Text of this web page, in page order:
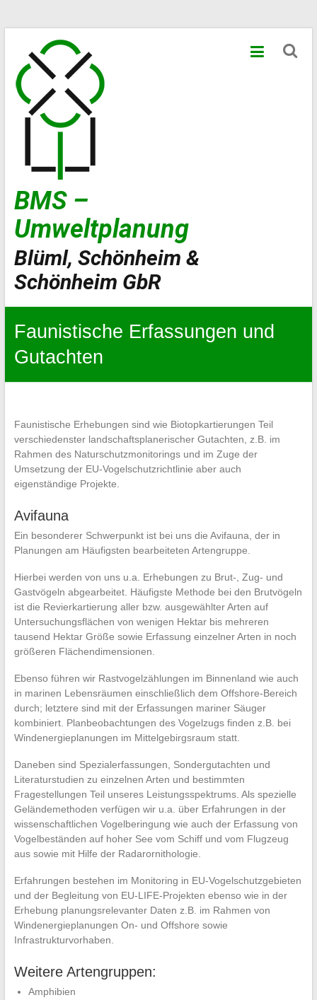
springen
BMS –
Umweltplanung
Blüml, Schönheim &
Schönheim GbR
Faunistische Erfassungen und
Gutachten
Faunistische Erhebungen sind wie Biotopkartierungen Teil
verschiedenster landschaftsplanerischer Gutachten, z.B. im
Rahmen des Naturschutzmonitorings und im Zuge der
Umsetzung der EU-Vogelschutzrichtlinie aber auch
eigenständige Projekte.
Avifauna
Ein besonderer Schwerpunkt ist bei uns die Avifauna, der in
Planungen am Häufigsten bearbeiteten Artengruppe.
Hierbei werden von uns u.a. Erhebungen zu Brut-, Zug- und
Gastvögeln abgearbeitet. Häufigste Methode bei den Brutvögeln
ist die Revierkartierung aller bzw. ausgewählter Arten auf
Untersuchungsflächen von wenigen Hektar bis mehreren
tausend Hektar Größe sowie Erfassung einzelner Arten in noch
größeren Flächendimensionen.
Ebenso führen wir Rastvogelzählungen im Binnenland wie auch
in marinen Lebensräumen einschließlich dem Offshore-Bereich
durch; letztere sind mit der Erfassungen mariner Säuger
kombiniert. Planbeobachtungen des Vogelzugs finden z.B. bei
Windenergieplanungen im Mittelgebirgsraum statt.
Daneben sind Spezialerfassungen, Sondergutachten und
Literaturstudien zu einzelnen Arten und bestimmten
Fragestellungen Teil unseres Leistungsspektrums. Als spezielle
Geländemethoden verfügen wir u.a. über Erfahrungen in der
wissenschaftlichen Vogelberingung wie auch der Erfassung von
Vogelbeständen auf hoher See vom Schiff und vom Flugzeug
aus sowie mit Hilfe der Radarornithologie.
Erfahrungen bestehen im Monitoring in EU-Vogelschutzgebieten
und der Begleitung von EU-LIFE-Projekten ebenso wie in der
Erhebung planungsrelevanter Daten z.B. im Rahmen von
Windenergieplanungen On- und Offshore sowie
Infrastrukturvorhaben.
Weitere Artengruppen:
Amphibien